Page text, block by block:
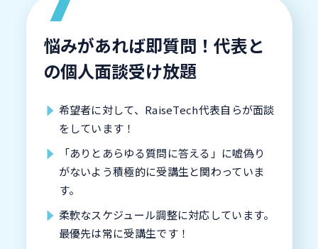
悩みがあれば即質問！代表と
の個人面談受け放題
希望者に対して、RaiseTech代表自らが面談
をしています！
「ありとあらゆる質問に答える」に嘘偽り
がないよう積極的に受講生と関わっていま
す。
柔軟なスケジュール調整に対応しています。
最優先は常に受講生です！